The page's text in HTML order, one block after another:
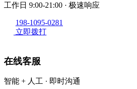
工作日 9:00-21:00 · 极速响应
198-1095-0281
立即拨打
在线客服
智能 + 人工 · 即时沟通